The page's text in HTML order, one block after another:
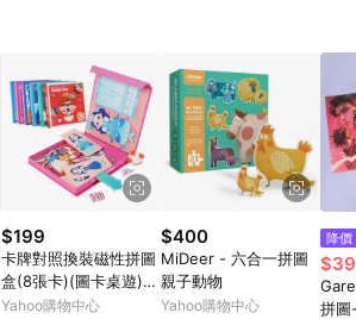
$199
卡牌對照換裝磁性拼圖
盒(8張卡)(圖卡桌遊)
【888便利購】
Yahoo購物中心
$400
MiDeer - 六合一拼圖
親子動物
Yahoo購物中心
降價
拼